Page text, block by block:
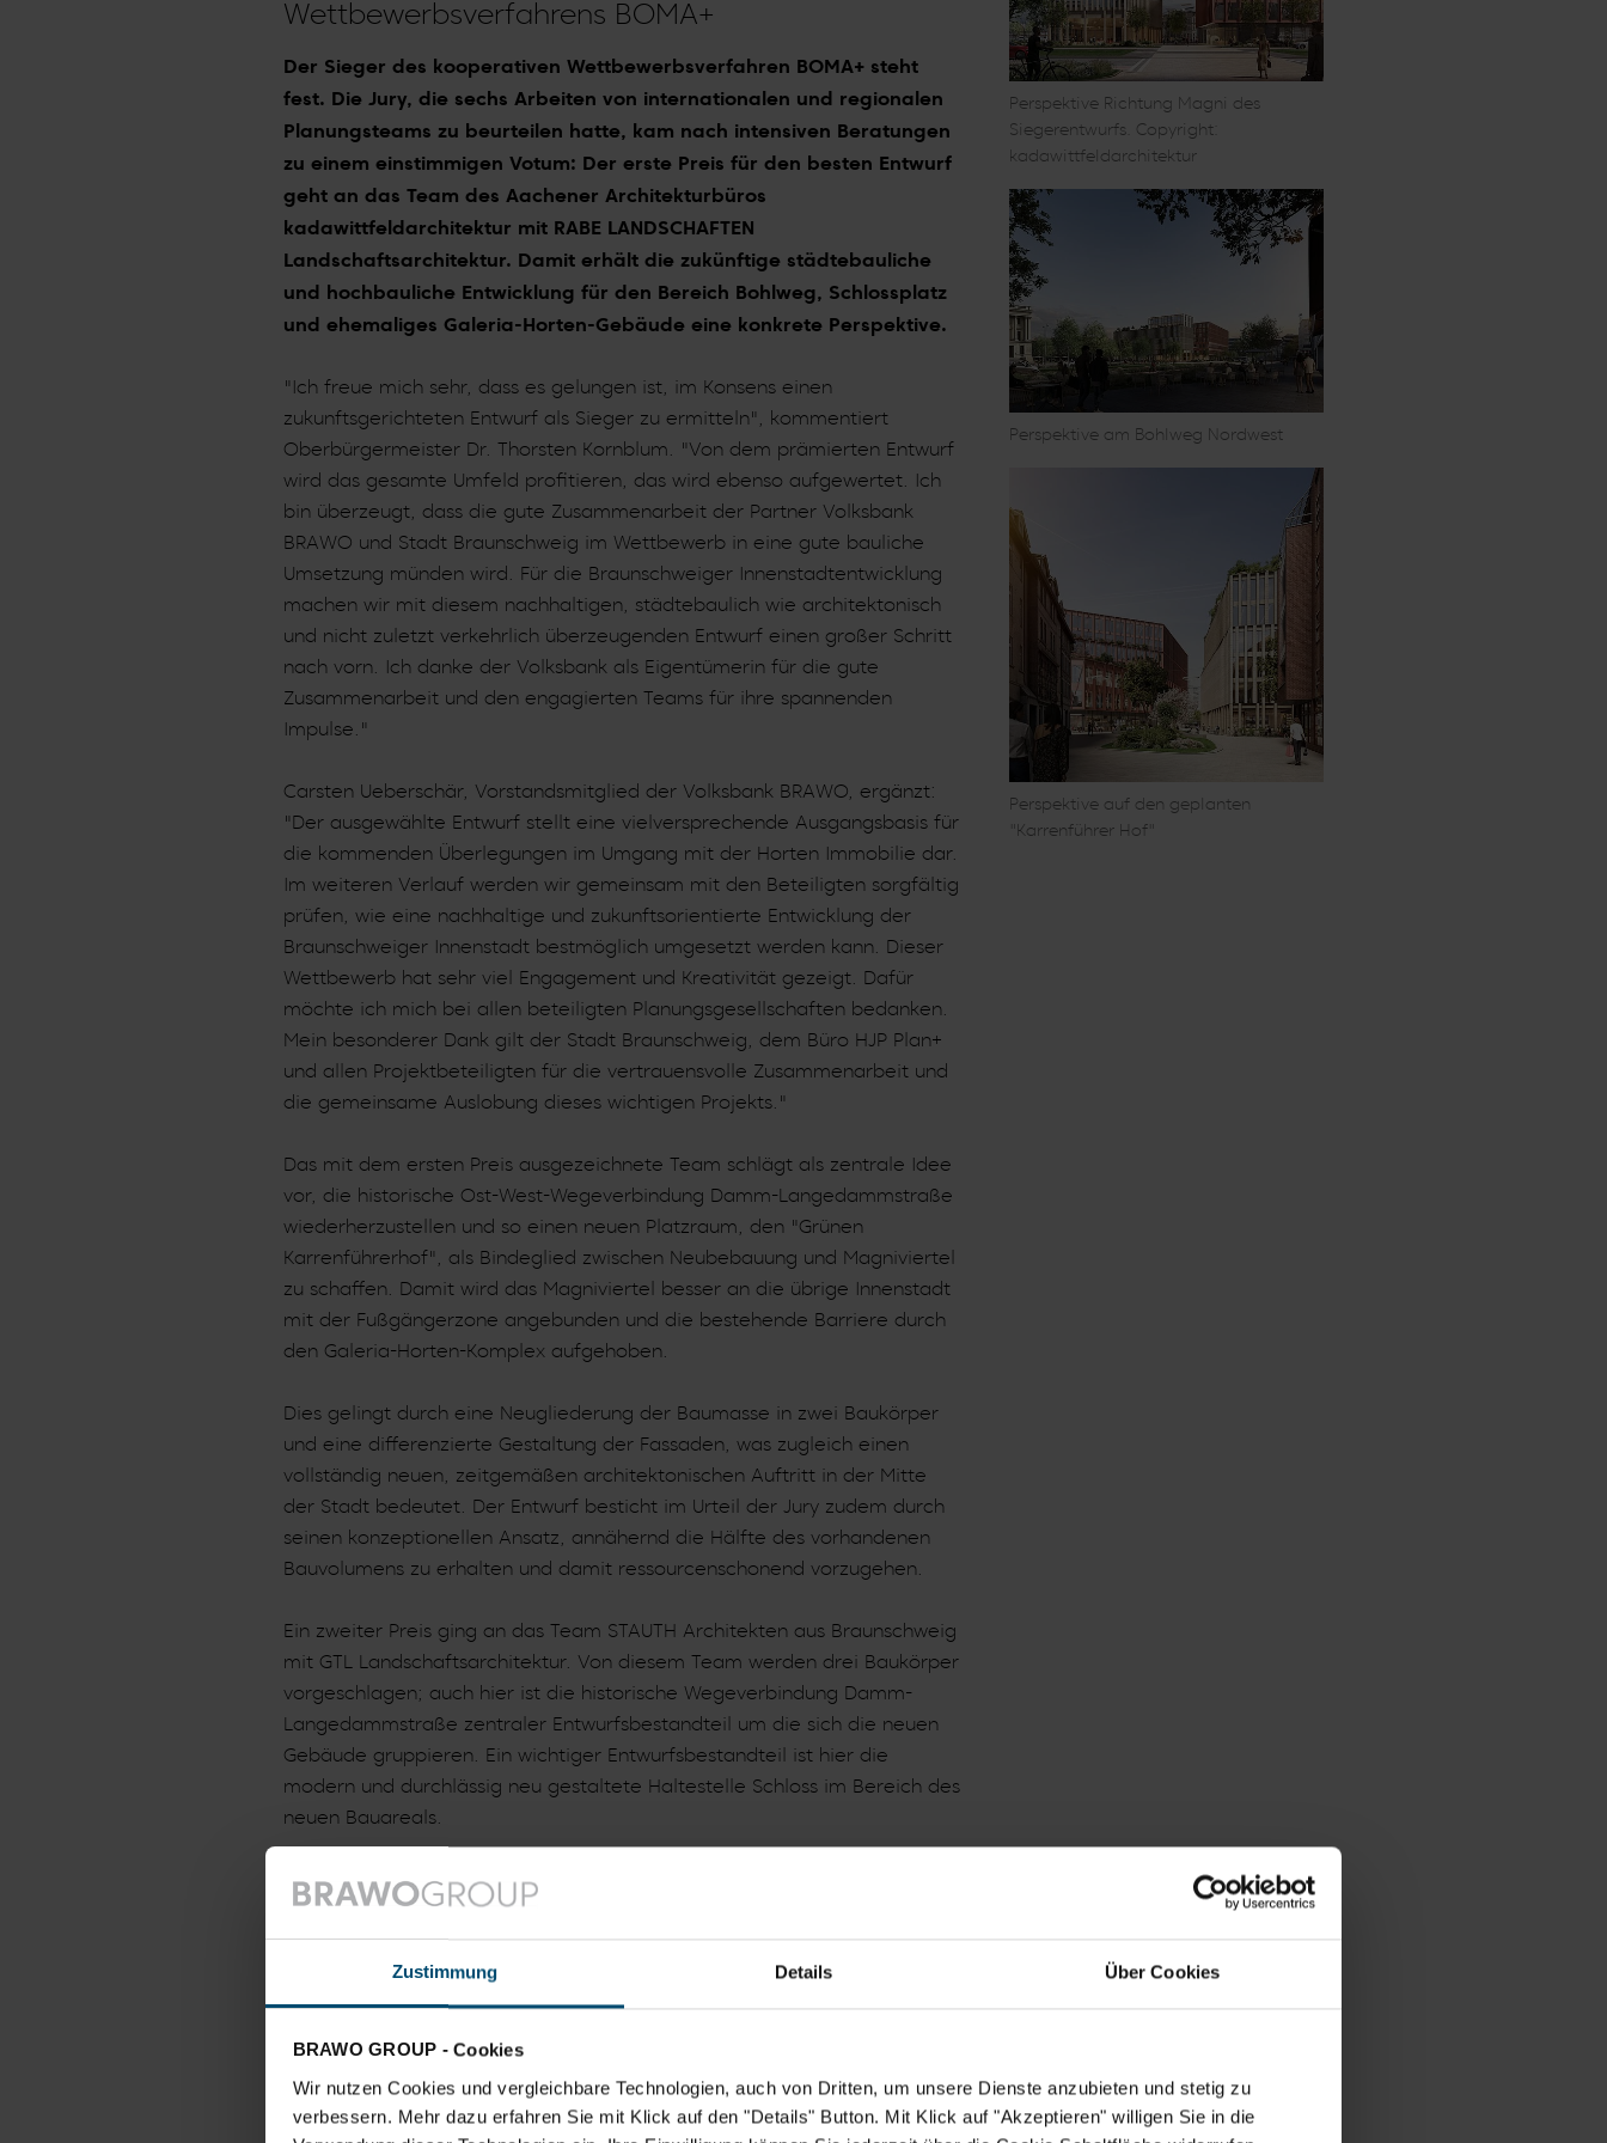
Zustimmung Details Über Cookies
BRAWO GROUP - Cookies
Wir nutzen Cookies und vergleichbare Technologien, auch von Dritten, um unsere Dienste anzubieten und stetig zu
verbessern. Mehr dazu erfahren Sie mit Klick auf den "Details" Button. Mit Klick auf "Akzeptieren" willigen Sie in die
Wettbewerbsverfahrens BOMA+
Der Sieger des kooperativen Wettbewerbsverfahren BOMA+ steht
fest. Die Jury, die sechs Arbeiten von internationalen und regionalen
Planungsteams zu beurteilen hatte, kam nach intensiven Beratungen
zu einem einstimmigen Votum: Der erste Preis für den besten Entwurf
geht an das Team des Aachener Architekturbüros
kadawittfeldarchitektur mit RABE LANDSCHAFTEN
Landschaftsarchitektur. Damit erhält die zukünftige städtebauliche
und hochbauliche Entwicklung für den Bereich Bohlweg, Schlossplatz
und ehemaliges Galeria-Horten-Gebäude eine konkrete Perspektive.
"Ich freue mich sehr, dass es gelungen ist, im Konsens einen
zukunftsgerichteten Entwurf als Sieger zu ermitteln", kommentiert
Oberbürgermeister Dr. Thorsten Kornblum. "Von dem prämierten Entwurf
wird das gesamte Umfeld profitieren, das wird ebenso aufgewertet. Ich
bin überzeugt, dass die gute Zusammenarbeit der Partner Volksbank
BRAWO und Stadt Braunschweig im Wettbewerb in eine gute bauliche
Umsetzung münden wird. Für die Braunschweiger Innenstadtentwicklung
machen wir mit diesem nachhaltigen, städtebaulich wie architektonisch
und nicht zuletzt verkehrlich überzeugenden Entwurf einen großer Schritt
nach vorn. Ich danke der Volksbank als Eigentümerin für die gute
Zusammenarbeit und den engagierten Teams für ihre spannenden
Impulse."
Carsten Ueberschär, Vorstandsmitglied der Volksbank BRAWO, ergänzt:
"Der ausgewählte Entwurf stellt eine vielversprechende Ausgangsbasis für
die kommenden Überlegungen im Umgang mit der Horten Immobilie dar.
Im weiteren Verlauf werden wir gemeinsam mit den Beteiligten sorgfältig
prüfen, wie eine nachhaltige und zukunftsorientierte Entwicklung der
Braunschweiger Innenstadt bestmöglich umgesetzt werden kann. Dieser
Wettbewerb hat sehr viel Engagement und Kreativität gezeigt. Dafür
möchte ich mich bei allen beteiligten Planungsgesellschaften bedanken.
Mein besonderer Dank gilt der Stadt Braunschweig, dem Büro HJP Plan+
und allen Projektbeteiligten für die vertrauensvolle Zusammenarbeit und
die gemeinsame Auslobung dieses wichtigen Projekts."
Das mit dem ersten Preis ausgezeichnete Team schlägt als zentrale Idee
vor, die historische Ost-West-Wegeverbindung Damm-Langedammstraße
wiederherzustellen und so einen neuen Platzraum, den "Grünen
Karrenführerhof", als Bindeglied zwischen Neubebauung und Magniviertel
zu schaffen. Damit wird das Magniviertel besser an die übrige Innenstadt
mit der Fußgängerzone angebunden und die bestehende Barriere durch
den Galeria-Horten-Komplex aufgehoben.
Dies gelingt durch eine Neugliederung der Baumasse in zwei Baukörper
und eine differenzierte Gestaltung der Fassaden, was zugleich einen
vollständig neuen, zeitgemäßen architektonischen Auftritt in der Mitte
der Stadt bedeutet. Der Entwurf besticht im Urteil der Jury zudem durch
seinen konzeptionellen Ansatz, annähernd die Hälfte des vorhandenen
Bauvolumens zu erhalten und damit ressourcenschonend vorzugehen.
Ein zweiter Preis ging an das Team STAUTH Architekten aus Braunschweig
mit GTL Landschaftsarchitektur. Von diesem Team werden drei Baukörper
vorgeschlagen; auch hier ist die historische Wegeverbindung Damm-
Langedammstraße zentraler Entwurfsbestandteil um die sich die neuen
Gebäude gruppieren. Ein wichtiger Entwurfsbestandteil ist hier die
modern und durchlässig neu gestaltete Haltestelle Schloss im Bereich des
neuen Bauareals.
Ein dritter Preis ging an das Team EMI Architekt*innen aus Zürich mit Lars
Ruge Landschaftsarchitekten. Auch hier sind es drei Baukörper, die sich
um die neue Ost-Westverbindung gruppieren. Bei dieser Arbeit wurde
insbesondere die sehr hochwertige Durcharbeitung der Grundrisse gelobt.
Überwiegend kritisch wurde aber ein zehngeschossiger Wohnturm direkt
Auch ein vierter Preis wurde vergeben: an das Team KSP ENGEL GmbH
Perspektive Richtung Magni des
Siegerentwurfs. Copyright:
kadawittfeldarchitektur
Perspektive am Bohlweg Nordwest
Perspektive auf den geplanten
"Karrenführer Hof"